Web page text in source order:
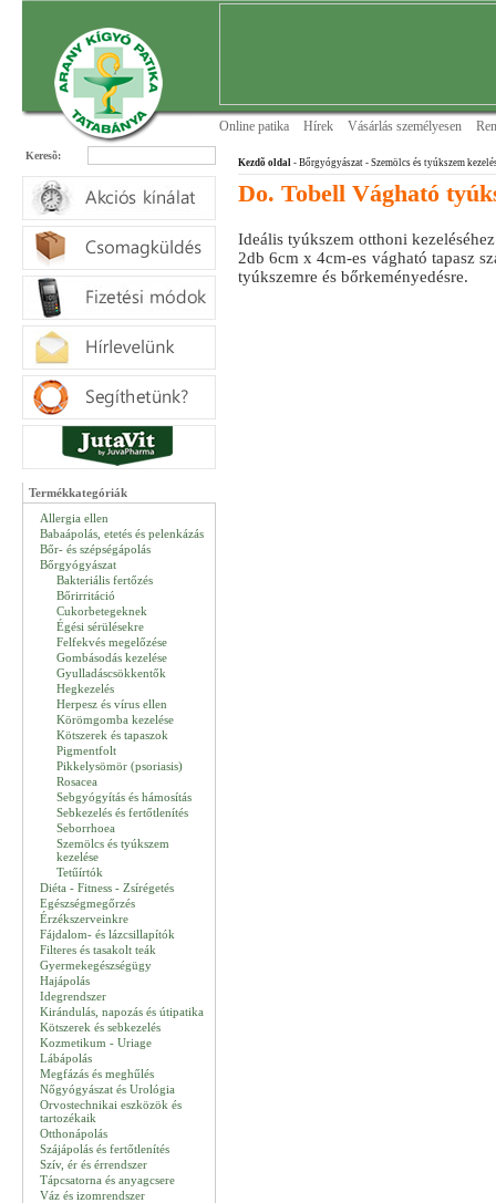
Online patika Hírek Vásárlás személyesen
Keresõ:
Termékkategóriák
Allergia ellen
Babaápolás, etetés és pelenkázás
Bőr- és szépségápolás
Bőrgyógyászat
Bakteriális fertőzés
Bőrirritáció
Cukorbetegeknek
Égési sérülésekre
Felfekvés megelőzése
Gombásodás kezelése
Gyulladáscsökkentők
Hegkezelés
Herpesz és vírus ellen
Körömgomba kezelése
Kötszerek és tapaszok
Pigmentfolt
Pikkelysömör (psoriasis)
Rosacea
Sebgyógyítás és hámosítás
Sebkezelés és fertőtlenítés
Seborrhoea
Szemölcs és tyúkszem
kezelése
Tetűírtók
Diéta - Fitness - Zsírégetés
Egészségmegőrzés
Érzékszerveinkre
Fájdalom- és lázcsillapítók
Filteres és tasakolt teák
Gyermekegészségügy
Hajápolás
Idegrendszer
Kirándulás, napozás és útipatika
Kötszerek és sebkezelés
Kozmetikum - Uriage
Lábápolás
Megfázás és meghűlés
Nőgyógyászat és Urológia
Orvostechnikai eszközök és
tartozékaik
Otthonápolás
Szájápolás és fertőtlenítés
Szív, ér és érrendszer
Tápcsatorna és anyagcsere
Váz és izomrendszer
Kezdõ oldal - Bőrgyógyászat - Szemölcs és tyúkszem
Do. Tobell Vágható
Ideális tyúkszem otthoni
2db 6cm x 4cm-es vágható tapasz
tyúkszemre és bőrkeményedésre.